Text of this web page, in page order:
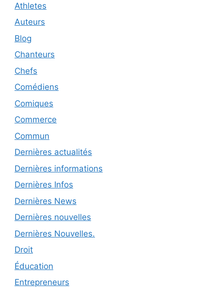
Athletes
Auteurs
Blog
Chanteurs
Chefs
Comédiens
Comiques
Commerce
Commun
Dernières actualités
Dernières informations
Dernières Infos
Dernières News
Dernières nouvelles
Dernières Nouvelles.
Droit
Éducation
Entrepreneurs